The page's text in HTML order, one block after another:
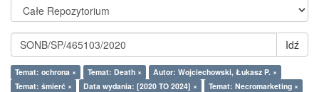
Idź
Temat: ochrona × Temat: Death ×
Autor: Wojciechowski, Łukasz P. ×
Temat: śmierć ×
Data wydania: [2020 TO 2024] ×
Temat: Necromarketing ×